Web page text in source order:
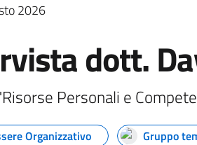
2026
dott.
Personali e
Organizzativo Gruppo